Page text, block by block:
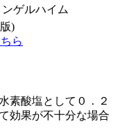
ゲルハイム
)
ら
素酸塩として０．２
効果が不十分な場合